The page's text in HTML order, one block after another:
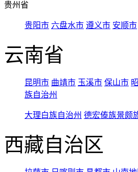
贵州省
贵阳市 六盘水市 遵义市 安顺市
云南省
昆明市 曲靖市 玉溪市 保山市
族自治州
大理白族自治州 德宏傣族景颇
西藏自治区